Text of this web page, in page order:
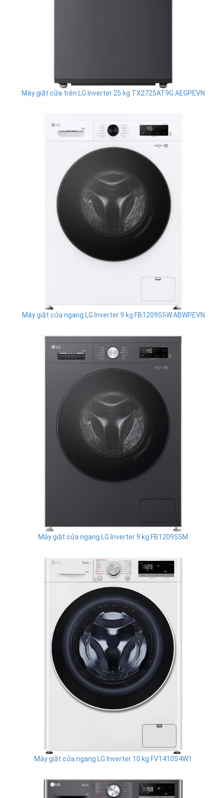
Máy giặt cửa trên LG Inverter 25 kg TX2725AT9G.AEGPEVN
Máy giặt cửa ngang LG Inverter 9 kg FB1209S5W.ABWPEVN
Máy giặt cửa ngang LG Inverter 9 kg FB1209S5M
Máy giặt cửa ngang LG Inverter 10 kg FV1410S4W1